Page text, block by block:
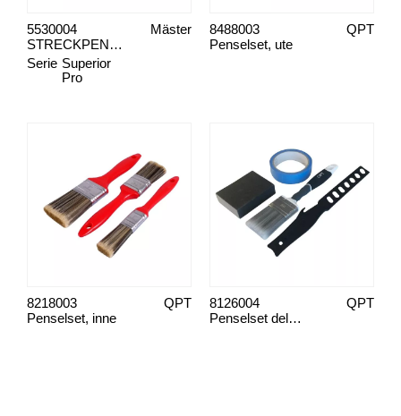
STRECKPENSELSET, SUPERIOR PRO ICE BLUE
Mäster
5530004
Serie Superior
Pro
Penselset, ute
QPT
8488003
Penselset, inne
QPT
8218003
Penselset deluxe, måla lister & snickeri
QPT
8126004